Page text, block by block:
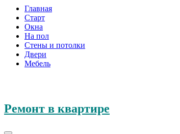
Главная
Старт
Окна
На пол
Стены и потолки
Двери
Мебель
Ремонт в квартире